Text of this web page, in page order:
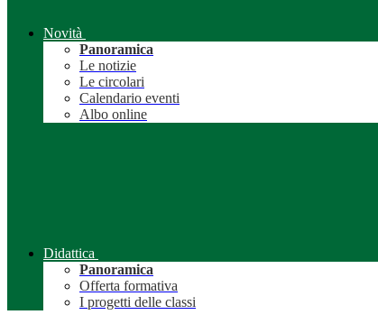
Novità
Panoramica
Le notizie
Le circolari
Calendario eventi
Albo online
Didattica
Panoramica
Offerta formativa
I progetti delle classi